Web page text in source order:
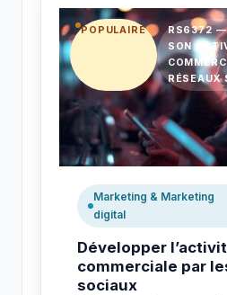
POPULAIRE
RS6372 —
SON
RÉSEAUX
Marketing & Marketing
digital
Développer
commerciale par
sociaux